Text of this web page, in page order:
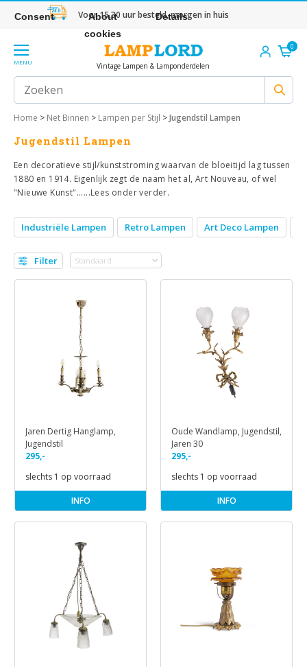
Voor 15.30 uur besteld, morgen in huis
MENU Vintage Lampen & Lamponderdelen
0
Home > Net Binnen > Lampen per Stijl >Jugendstil Lampen
Jugendstil Lampen
Een decoratieve stijl/kunststroming waarvan de bloeitijd lag tussen
1880 en 1914. Eigenlijk zegt de naam het al, Art Nouveau, of wel
"Nieuwe Kunst"......Lees onder verder.
Industriële Lampen Retro Lampen Art Deco Lampen
Filter
Jaren Dertig Hanglamp,
Jugendstil
295,-
slechts 1 op voorraad
INFO
Oude Wandlamp, Jugendstil,
Jaren 30
295,-
slechts 1 op voorraad
INFO
Consent
About
cookies
Details